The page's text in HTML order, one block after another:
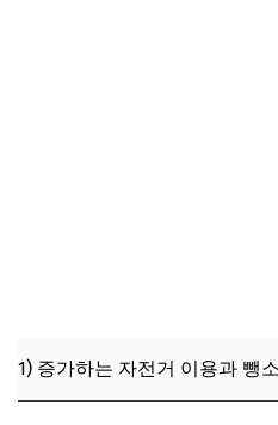
1) 증가하는 자전거 이용과 뺑